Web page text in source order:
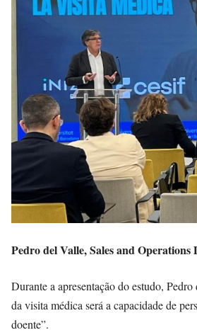
Pedro del Valle, Sales and
Durante a apresentação do estudo,
da visita médica será a capacidade de
doente”.